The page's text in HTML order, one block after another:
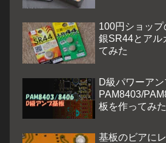
100円ショッ
銀SR44とアル
てみた
D級パワーアン
PAM8403/
板を作ってみた
基板のビアに